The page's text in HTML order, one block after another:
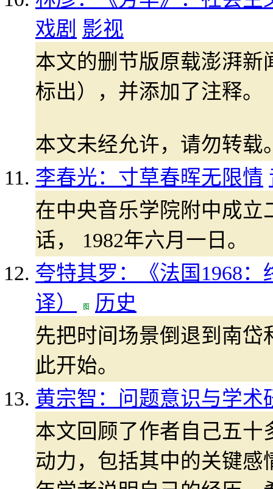
戏剧 影视
本文的删节版原载澎湃
标出），并添加了注释。
本文未经允许，请勿转载
李春光：寸草春晖无限情
在中央音乐学院附中成
话， 1982年六月一日。
夸特其罗：《法国1968
译）
历史
先把时间场景倒退到南岱
此开始。
黄宗智：问题意识与学术
本文回顾了作者自己五
动力，包括其中的关键